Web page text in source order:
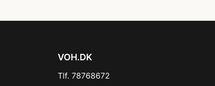
VOH.DK
Tlf. 78768672